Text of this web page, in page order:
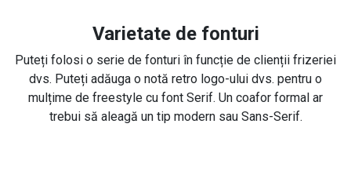
Varietate de fonturi
Puteți folosi o serie de fonturi în funcție de clienții frizeriei
dvs. Puteți adăuga o notă retro logo-ului dvs. pentru o
mulțime de freestyle cu font Serif. Un coafor formal ar
trebui să aleagă un tip modern sau Sans-Serif.